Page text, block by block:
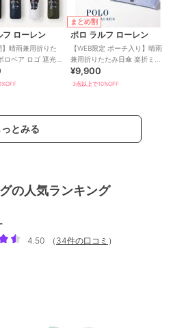
フ ローレン
】晴雨兼用折りた
ロベア ロゴ 遮光率
UV 軽量 ユニセッ
まとめ割
ポロ ラルフ ローレン
【WEB限定 ポーチ入り】晴雨
兼用折りたたみ日傘 楽折ミニ
ポロベア 遮光率100％ 遮熱 UV
¥9,900
3点以上で10%OFF
っとみる
の人気ランキング
4.50
（ 34件の口コミ ）